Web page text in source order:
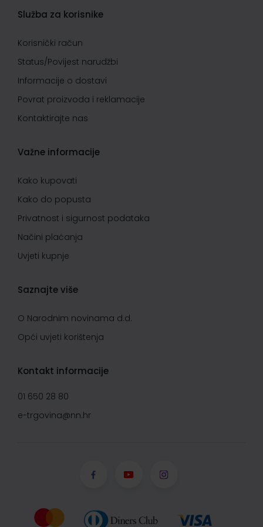
Služba za korisnike
Korisnički račun
Status/Povijest narudžbi
Informacije o dostavi
Povrat proizvoda i reklamacije
Kontaktirajte nas
Važne informacije
Kako kupovati
Kako do popusta
Privatnost i sigurnost podataka
Načini plaćanja
Uvjeti kupnje
Saznajte više
O Narodnim novinama d.d.
Opći uvjeti korištenja
Kontakt informacije
01 650 28 80
e-trgovina@nn.hr